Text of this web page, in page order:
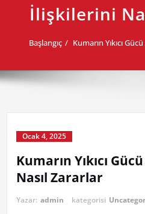
İlişkilerini
Başlangıç Kumarın Yıkıcı
Ocak 4, 2025
Kumarın Yıkıcı
Nasıl Zararlar
Yazar: admin kategorisi